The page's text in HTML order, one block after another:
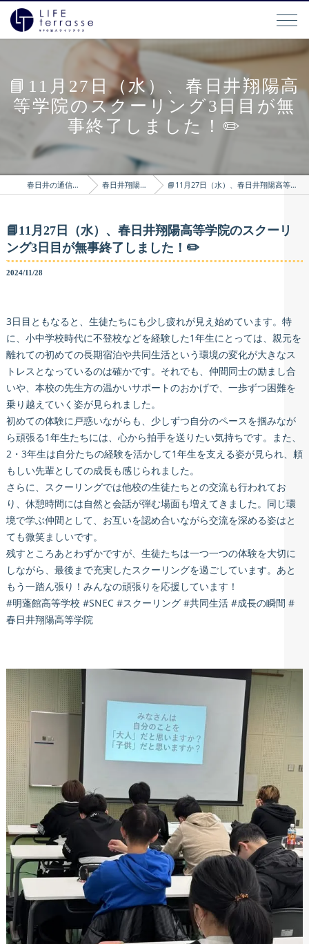
📘11月27日（水）、春日井翔陽高
等学院のスクーリング3日目が無
事終了しました！✏️
春日井の通信制高校はLIFEterrasse 春日井翔陽高等学院のブログ 📘11月27日（水）、春日井翔陽高等学院のスクーリング3日目が無事終了しました！✏️
📘11月27日（水）、春日井翔陽高等学院のスクーリ
ング3日目が無事終了しました！✏️
2024/11/28
3日目ともなると、生徒たちにも少し疲れが見え始めています。特
に、小中学校時代に不登校などを経験した1年生にとっては、親元を
離れての初めての長期宿泊や共同生活という環境の変化が大きなス
トレスとなっているのは確かです。それでも、仲間同士の励まし合
いや、本校の先生方の温かいサポートのおかげで、一歩ずつ困難を
乗り越えていく姿が見られました。
初めての体験に戸惑いながらも、少しずつ自分のペースを掴みなが
ら頑張る1年生たちには、心から拍手を送りたい気持ちです。また、
2・3年生は自分たちの経験を活かして1年生を支える姿が見られ、頼
もしい先輩としての成長も感じられました。
さらに、スクーリングでは他校の生徒たちとの交流も行われてお
り、休憩時間には自然と会話が弾む場面も増えてきました。同じ環
境で学ぶ仲間として、お互いを認め合いながら交流を深める姿はと
ても微笑ましいです。
残すところあとわずかですが、生徒たちは一つ一つの体験を大切に
しながら、最後まで充実したスクーリングを過ごしています。あと
もう一踏ん張り！みんなの頑張りを応援しています！
#明蓬館高等学校 #SNEC #スクーリング #共同生活 #成長の瞬間 #
春日井翔陽高等学院